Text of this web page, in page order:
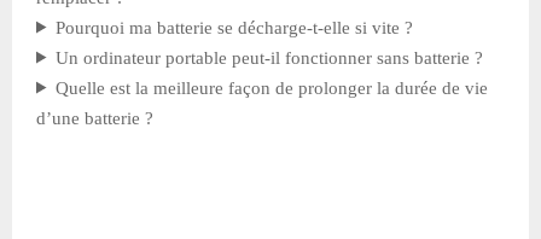
Pourquoi ma batterie se décharge-t-elle si vite ?
Un ordinateur portable peut-il fonctionner sans batterie ?
Quelle est la meilleure façon de prolonger la durée de vie
d’une batterie ?